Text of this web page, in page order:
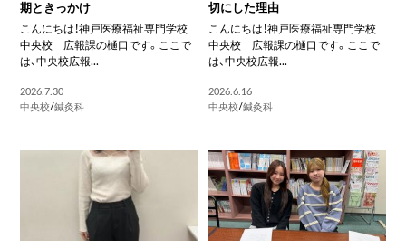
期ときっかけ
こんにちは！神戸医療福祉専門学校
中央校 広報課の樋口です。ここで
は、中央校広報...
2026.7.30
中央校/鍼灸科
切にした理由
こんにちは！神戸医療福祉専門学校
中央校 広報課の樋口です。ここで
は、中央校広報...
2026.6.16
中央校/鍼灸科